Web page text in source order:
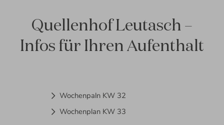
Quellenhof Leutasch –
Infos für Ihren Aufenthalt
Wochenpaln KW 32
Wochenplan KW 33